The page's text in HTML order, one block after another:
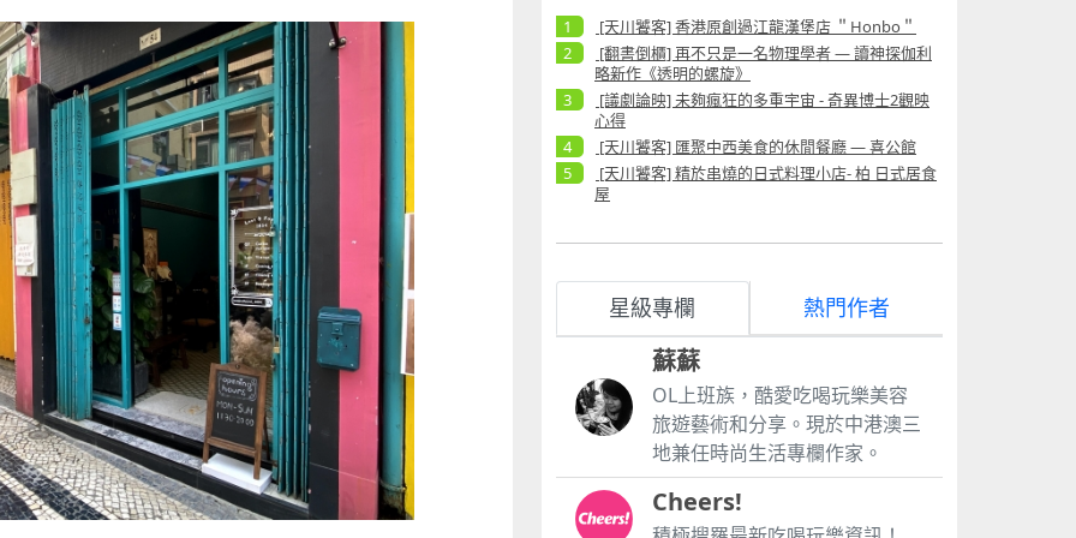
[天川饕客] 香港原創過江龍漢堡店 ＂Honbo＂
[翻書倒櫃] 再不只是一名物理學者 — 讀神探伽利
略新作《透明的螺旋》
[議劇論映] 未夠瘋狂的多重宇宙 - 奇異博士2觀映
心得
[天川饕客] 匯聚中西美食的休閒餐廳 — 喜公館
[天川饕客] 精於串燒的日式料理小店- 柏 日式居食
屋
星級專欄 熱門作者
蘇蘇
OL上班族，酷愛吃喝玩樂美容
旅遊藝術和分享。現於中港澳三
地兼任時尚生活專欄作家。
Cheers!